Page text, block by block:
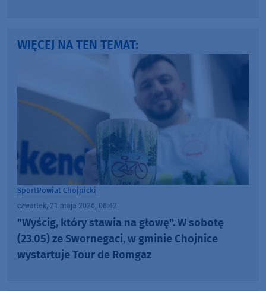
WIĘCEJ NA TEN TEMAT:
SportPowiat Chojnicki
czwartek, 21 maja 2026, 08:42
"Wyścig, który stawia na głowę". W sobotę
(23.05) ze Swornegaci, w gminie Chojnice
wystartuje Tour de Romgaz